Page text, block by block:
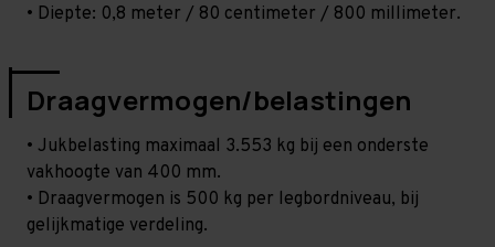
• Diepte: 0,8 meter / 80 centimeter / 800 millimeter.
Draagvermogen/belastingen
• Jukbelasting maximaal 3.553 kg bij een onderste
vakhoogte van 400 mm.
• Draagvermogen is 500 kg per legbordniveau, bij
gelijkmatige verdeling.